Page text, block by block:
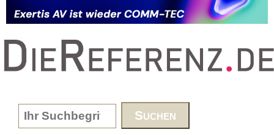
www.DieReferenz.de
Search form